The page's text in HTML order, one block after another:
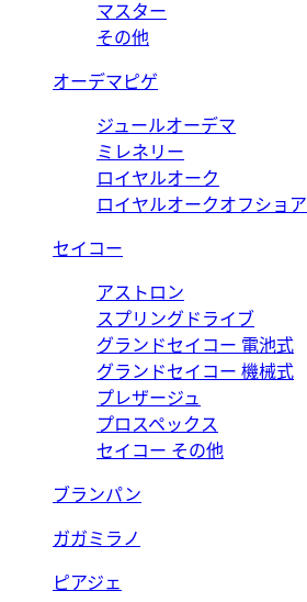
マスター
その他
オーデマピゲ
ジュールオーデマ
ミレネリー
ロイヤルオーク
ロイヤルオークオフショア
セイコー
アストロン
スプリングドライブ
グランドセイコー 電池式
グランドセイコー 機械式
プレザージュ
プロスペックス
セイコー その他
ブランパン
ガガミラノ
ピアジェ